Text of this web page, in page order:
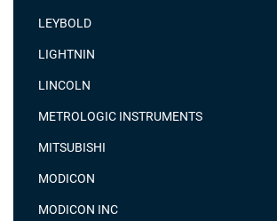
LEYBOLD
LIGHTNIN
LINCOLN
METROLOGIC INSTRUMENTS
MITSUBISHI
MODICON
MODICON INC